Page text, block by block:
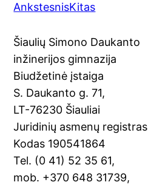
c
e
b
o
o
k
o
gl
e
Tr
a
n
sl
at
e
er
e
st
l
AnkstesnisKitas
Šiaulių Simono Daukanto
inžinerijos gimnazija
Biudžetinė įstaiga
S. Daukanto g. 71,
LT-76230 Šiauliai
Juridinių asmenų registras
Kodas 190541864
Tel. (0 41) 52 35 61,
mob. +370 648 31739,